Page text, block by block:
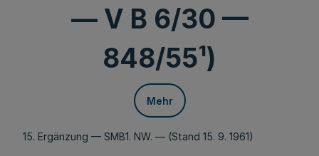
— V B 6/30 —
848/55¹)
Mehr
15. Ergänzung — SMB1. NW. — (Stand 15. 9. 1961)